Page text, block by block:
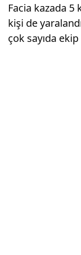
Facia kazada 5
kişi de
çok sayıda